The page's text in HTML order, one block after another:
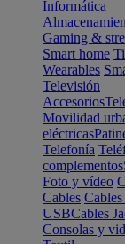
Informática
Gaming &
Smart home
Wearables
Televisión
Accesorios
Movilidad
eléctricas
Telefonía
complementos
Foto y vídeo
Cables
USBCables
Consolas y